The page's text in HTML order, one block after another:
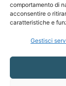
comportamento di
acconsentire o
caratteristiche e
Gestisci